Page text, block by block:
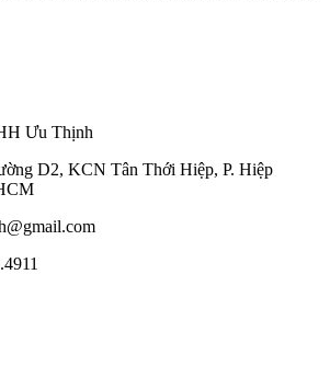
Ưu Thịnh
D2, KCN Tân Thới Hiệp, P. Hiệp